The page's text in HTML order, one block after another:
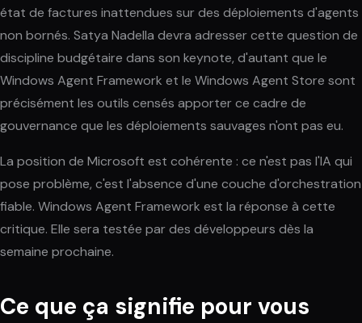
état de factures inattendues sur des déploiements d'agents
non bornés. Satya Nadella devra adresser cette question de
discipline budgétaire dans son keynote, d'autant que le
Windows Agent Framework et le Windows Agent Store sont
précisément les outils censés apporter ce cadre de
gouvernance que les déploiements sauvages n'ont pas eu.
La position de Microsoft est cohérente : ce n'est pas l'IA qui
pose problème, c'est l'absence d'une couche d'orchestration
fiable. Windows Agent Framework est la réponse à cette
critique. Elle sera testée par des développeurs dès la
semaine prochaine.
Ce que ça signifie pour vous